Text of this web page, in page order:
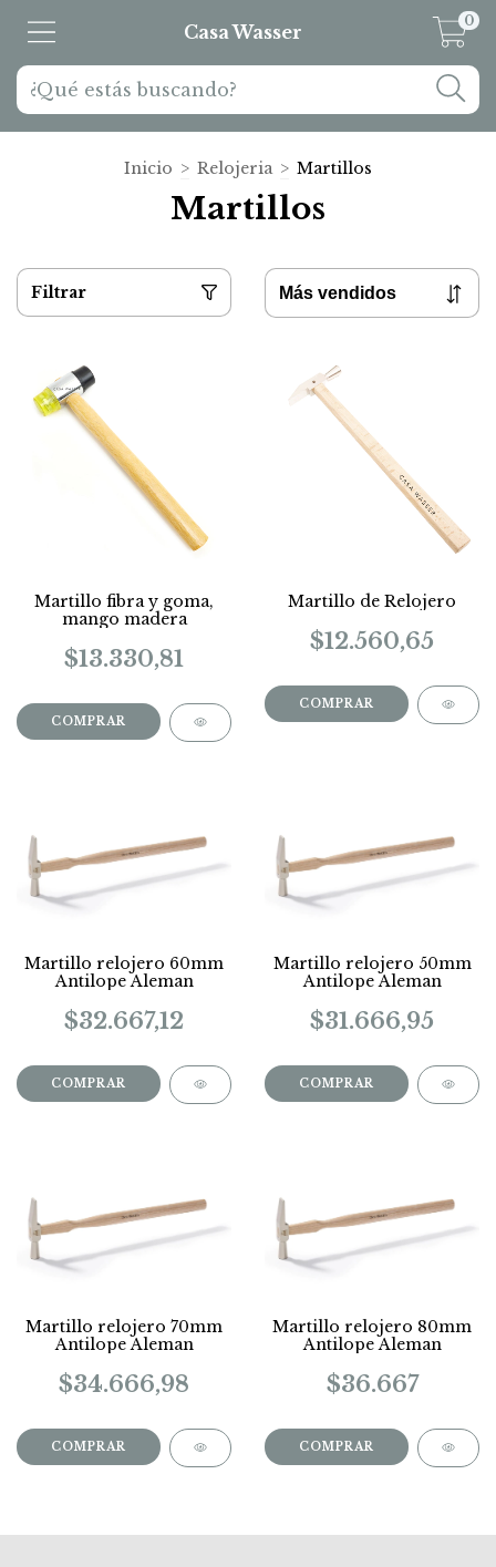
Casa Wasser
0
Inicio > Relojeria > Martillos
Martillos
Filtrar
Martillo fibra y goma,
mango madera
$13.330,81
Martillo de Relojero
$12.560,65
Martillo relojero 60mm
Antilope Aleman
$32.667,12
Martillo relojero 50mm
Antilope Aleman
$31.666,95
Martillo relojero 70mm
Antilope Aleman
$34.666,98
Martillo relojero 80mm
Antilope Aleman
$36.667